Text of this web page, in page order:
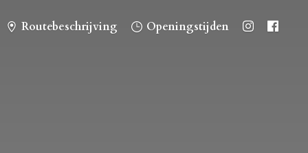
Routebeschrijving Openingstijden